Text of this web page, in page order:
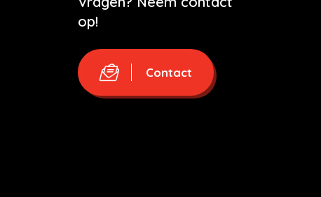
op!
Contact